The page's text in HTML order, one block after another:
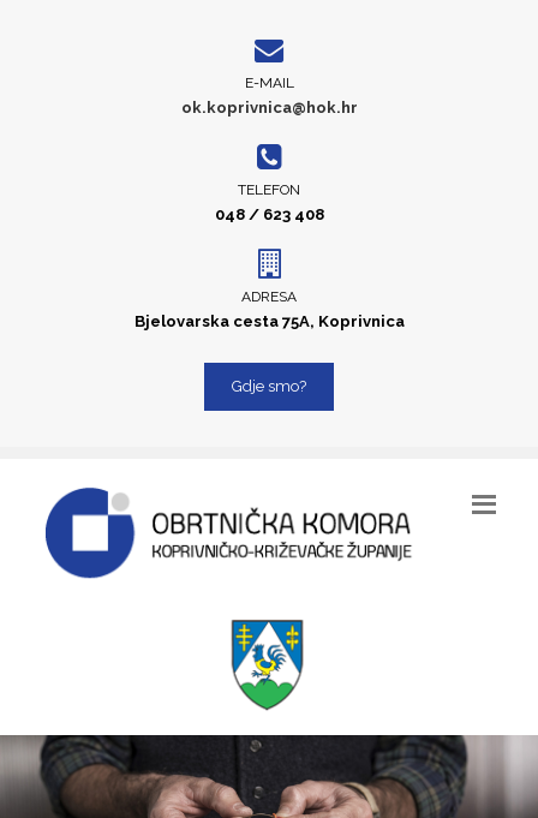
E-MAIL
ok.koprivnica@hok.hr
TELEFON
048 / 623 408
ADRESA
Bjelovarska cesta 75A, Koprivnica
Gdje smo?